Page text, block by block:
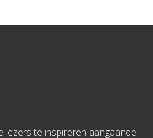
lezers te inspireren aangaande